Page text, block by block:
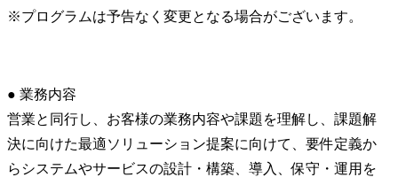
※プログラムは予告なく変更となる場合がございます。
● 業務内容
営業と同行し、お客様の業務内容や課題を理解し、課題解
決に向けた最適ソリューション提案に向けて、要件定義か
らシステムやサービスの設計・構築、導入、保守・運用を